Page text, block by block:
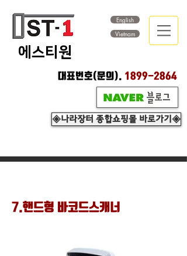
​에스티원
English
Vietnam
대표번호(문의). 1899-2864
◈나라장터 종합쇼핑몰 바로가기◈
7.핸드형 바코드스캐너